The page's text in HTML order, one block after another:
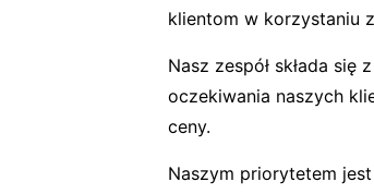
klientom w korzystaniu
Nasz zespół składa
oczekiwania naszych
ceny.
Naszym priorytetem